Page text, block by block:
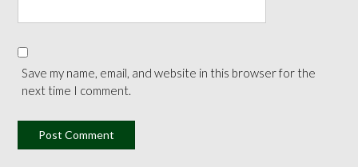
Save my name, email, and website in this browser for the
next time I comment.